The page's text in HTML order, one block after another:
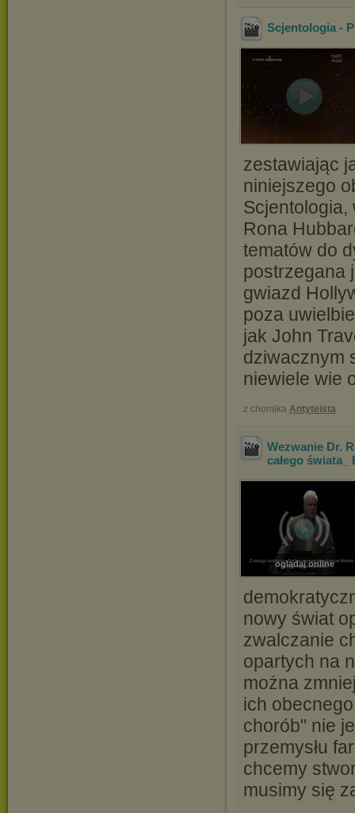
Scjentologia -
zestawiając
niniejszego
Rona
tematów do
postrzegana
gwiazd
poza
jak John
dziwacznym
niewiele wie
z chomika Antyteista
Wezwanie Dr.
całego świata_
oglądaj online
nowy świat
zwalczanie
opartych na
można
ich
chorób" nie
przemysłu
chcemy
musimy się